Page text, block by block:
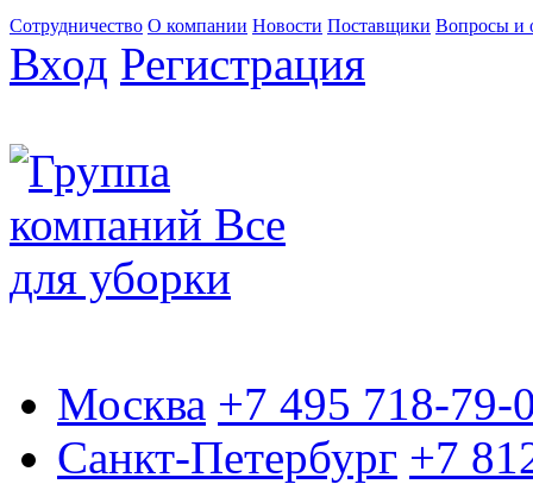
Сотрудничество О компании Новости Поставщики Вопросы и
Вход Регистрация
Москва +7 495 718-79-
Санкт-Петербург +7